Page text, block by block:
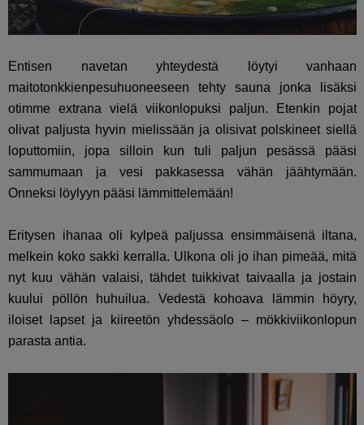
Entisen navetan yhteydestä löytyi vanhaan
maitotonkkienpesuhuoneeseen tehty sauna jonka lisäksi
otimme extrana vielä viikonlopuksi paljun. Etenkin pojat
olivat paljusta hyvin mielissään ja olisivat polskineet siellä
loputtomiin, jopa silloin kun tuli paljun pesässä pääsi
sammumaan ja vesi pakkasessa vähän jäähtymään.
Onneksi löylyyn pääsi lämmittelemään!
Eritysen ihanaa oli kylpeä paljussa ensimmäisenä iltana,
melkein koko sakki kerralla. Ulkona oli jo ihan pimeää, mitä
nyt kuu vähän valaisi, tähdet tuikkivat taivaalla ja jostain
kuului pöllön huhuilua. Vedestä kohoava lämmin höyry,
iloiset lapset ja kiireetön yhdessäolo – mökkiviikonlopun
parasta antia.